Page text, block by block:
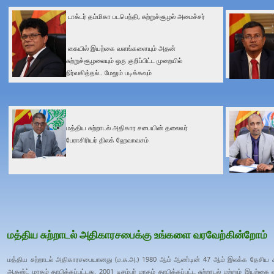
டாக்டர் தம்மிகா படபெந்தி, சுற்றுச்சூழல் அமைச்சர்
கையில் இயற்கை வளங்களையும் அதன்
சுற்றுச்சூழலையும் ஒரு குறிப்பிட்ட முறையில்
நிர்வகித்தல்.. மேலும் படிக்கவும்
மத்திய சுற்றாடல் அதிகார சபையின் தலைவர்
பேராசிரியர் திலக் ஹேவாவசம்
மத்திய சுற்றாடல் அதிகாரசபைக்கு உங்களை வரவேற்கின்றோம்
மத்திய சுற்றாடல் அதிகாரசபையானது (ம.சு.அ.) 1980 ஆம் ஆண்டின் 47 ஆம் இலக்க தேசிய
ஆகஸ்ட் மாதம் தாபிக்கப்பட்டது. 2001 டிசம்பர் மாதம் தாபிக்கப்பட்ட சுற்றாடல் மற்றும்